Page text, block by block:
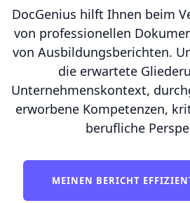
DocGenius hilft Ihnen beim
von professionellen
von Ausbildungsberichten.
die erwartete
Unternehmenskontext,
erworbene Kompetenzen,
berufliche
MEINEN BERICHT